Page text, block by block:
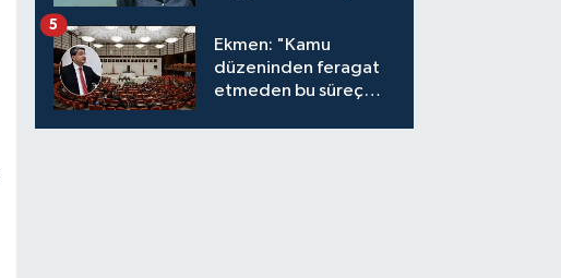
Ekmen: "Kamu
düzeninden feragat
etmeden bu süreç
5